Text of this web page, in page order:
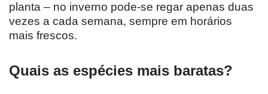
planta – no inverno pode-se regar apenas duas
vezes a cada semana, sempre em horários
mais frescos.
Quais as espécies mais baratas?